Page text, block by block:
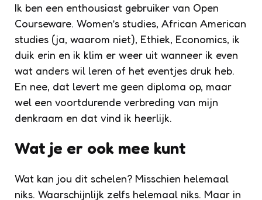
Ik ben een enthousiast gebruiker van Open
Courseware. Women’s studies, African American
studies (ja, waarom niet), Ethiek, Economics, ik
duik erin en ik klim er weer uit wanneer ik even
wat anders wil leren of het eventjes druk heb.
En nee, dat levert me geen diploma op, maar
wel een voortdurende verbreding van mijn
denkraam en dat vind ik heerlijk.
Wat je er ook mee kunt
Wat kan jou dit schelen? Misschien helemaal
niks. Waarschijnlijk zelfs helemaal niks. Maar in